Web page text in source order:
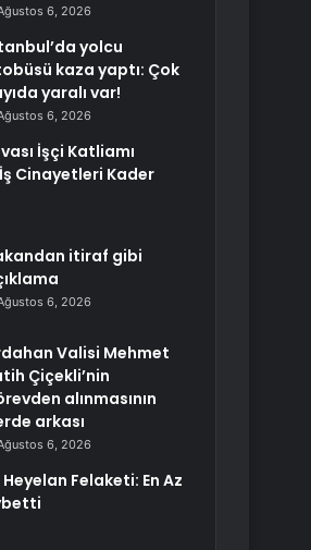
6, 2026
yolcu
kaza yaptı: Çok
yaralı var!
6, 2026
İşçi Katliamı
Cinayetleri Kader
itiraf gibi
6, 2026
Valisi Mehmet
Çiçekli’nin
alınmasının
arkası
6, 2026
Felaketi: En Az